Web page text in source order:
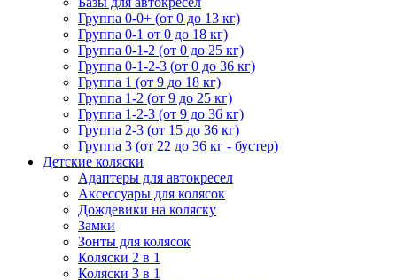
Группа 0-0+ (от 0 до 13 кг)
Группа 0-1 от 0 до 18 кг)
Группа 0-1-2 (от 0 до 25 кг)
Группа 0-1-2-3 (от 0 до 36 кг)
Группа 1 (от 9 до 18 кг)
Группа 1-2 (от 9 до 25 кг)
Группа 1-2-3 (от 9 до 36 кг)
Группа 2-3 (от 15 до 36 кг)
Группа 3 (от 22 до 36 кг - бустер)
Детские коляски
Адаптеры для автокресел
Аксессуары для колясок
Дождевики на коляску
Замки
Зонты для колясок
Коляски 2 в 1
Коляски 3 в 1